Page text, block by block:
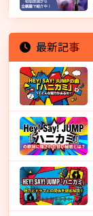
最新記事